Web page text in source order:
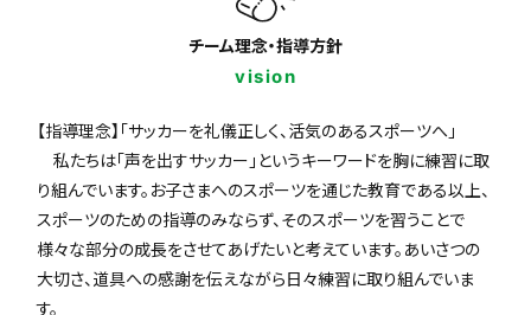
チーム理念・指導方針
vision
【指導理念】「サッカーを礼儀正しく、活気のあるスポーツへ」
私たちは「声を出すサッカー」というキーワードを胸に練習に取
り組んでいます。お子さまへのスポーツを通じた教育である以上、
スポーツのための指導のみならず、そのスポーツを習うことで
様々な部分の成長をさせてあげたいと考えています。あいさつの
大切さ、道具への感謝を伝えながら日々練習に取り組んでいま
す。